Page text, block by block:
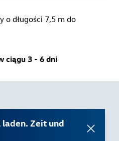
o długości 7,5 m do
ciągu 3 - 6 dni
Zeit und